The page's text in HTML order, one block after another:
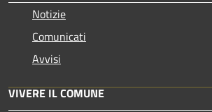
Notizie
Comunicati
Avvisi
VIVERE IL COMUNE